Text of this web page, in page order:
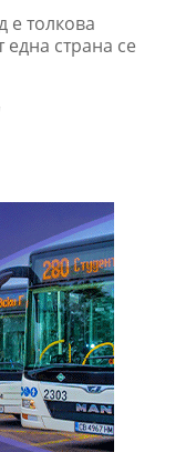
е толкова
страна се